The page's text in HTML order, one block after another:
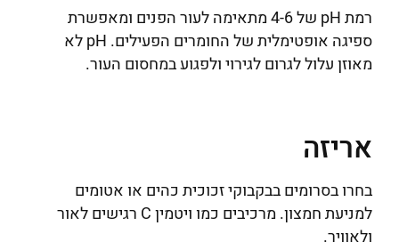
רמת pH של 4-6 מתאימה לעור הפנים ומאפשרת
ספיגה אופטימלית של החומרים הפעילים. pH לא
מאוזן עלול לגרום לגירוי ולפגוע במחסום העור.
אריזה
בחרו בסרומים בבקבוקי זכוכית כהים או אטומים
למניעת חמצון. מרכיבים כמו ויטמין C רגישים לאור
ולאוויר.